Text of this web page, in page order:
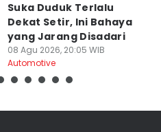
Suka Duduk Terlalu
Dekat Setir, Ini Bahaya
yang Jarang Disadari
08 Agu 2026, 20:05 WIB
Automotive